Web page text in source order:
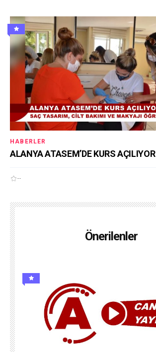
HABERLER
ALANYA ATASEM’DE KURS AÇILIYOR
--
Önerilenler